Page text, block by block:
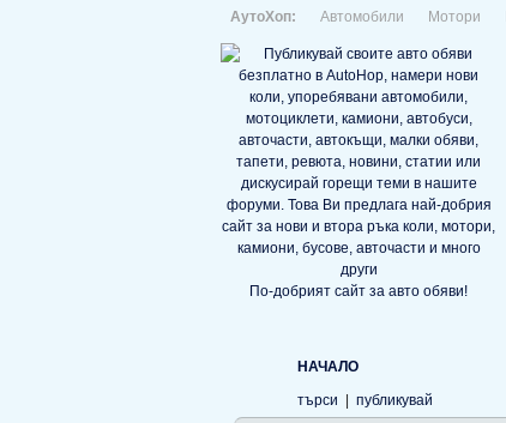
АутоХоп: Автомобили Мотори
По-добрият сайт за авто обяви!
НАЧАЛО
търси
публикувай